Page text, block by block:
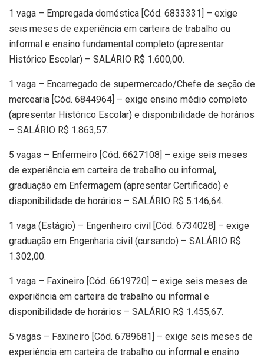
1 vaga – Empregada doméstica [Cód. 6833331] – exige
seis meses de experiência em carteira de trabalho ou
informal e ensino fundamental completo (apresentar
Histórico Escolar) – SALÁRIO R$ 1.600,00.
1 vaga – Encarregado de supermercado/Chefe de seção de
mercearia [Cód. 6844964] – exige ensino médio completo
(apresentar Histórico Escolar) e disponibilidade de horários
– SALÁRIO R$ 1.863,57.
5 vagas – Enfermeiro [Cód. 6627108] – exige seis meses
de experiência em carteira de trabalho ou informal,
graduação em Enfermagem (apresentar Certificado) e
disponibilidade de horários – SALÁRIO R$ 5.146,64.
1 vaga (Estágio) – Engenheiro civil [Cód. 6734028] – exige
graduação em Engenharia civil (cursando) – SALÁRIO R$
1.302,00.
1 vaga – Faxineiro [Cód. 6619720] – exige seis meses de
experiência em carteira de trabalho ou informal e
disponibilidade de horários – SALÁRIO R$ 1.455,67.
5 vagas – Faxineiro [Cód. 6789681] – exige seis meses de
experiência em carteira de trabalho ou informal e ensino